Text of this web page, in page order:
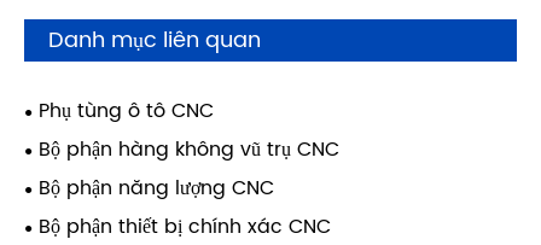
Danh mục liên quan
Phụ tùng ô tô CNC
Bộ phận hàng không vũ trụ CNC
Bộ phận năng lượng CNC
Bộ phận thiết bị chính xác CNC